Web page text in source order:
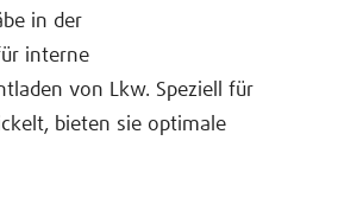
in der
interne
von Lkw. Speziell für
bieten sie optimale